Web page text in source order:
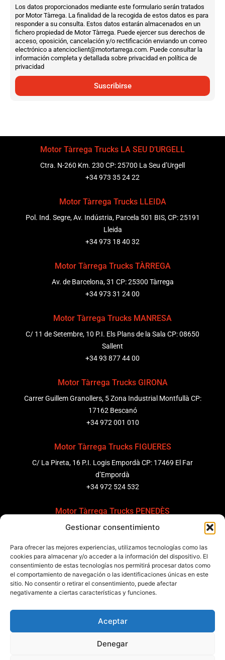
Gestionar consentimiento
Para ofrecer las mejores experiencias, utilizamos tecnologías como las
cookies para almacenar y/o acceder a la información del dispositivo. El
consentimiento de estas tecnologías nos permitirá procesar datos como
el comportamiento de navegación o las identificaciones únicas en este
sitio. No consentir o retirar el consentimiento, puede afectar
negativamente a ciertas características y funciones.
Aceptar
Denegar
Los datos proporcionados mediante este formulario serán tratados
por Motor Tàrrega. La finalidad de la recogida de estos datos es para
responder a su consulta. Estos datos estarán almacenados en un
fichero propiedad de Motor Tàrrega. Puede ejercer sus derechos de
acceso, oposición, cancelación y/o rectificación enviando un correo
electrónico a atencioclient@motortarrega.com. Puede consultar la
información completa y detallada sobre privacidad en política de
privacidad
Suscribirse
Motor Tàrrega Trucks LA SEU D’URGELL
Ctra. N-260 Km. 230 CP: 25700 La Seu d’Urgell
+34 973 35 24 22
Motor Tàrrega Trucks LLEIDA
Pol. Ind. Segre, Av. Indústria, Parcela 501 BIS, CP: 25191
Lleida
+34 973 18 40 32
Motor Tàrrega Trucks TÀRREGA
Av. de Barcelona, 31 CP: 25300 Tàrrega
+34 973 31 24 00
Motor Tàrrega Trucks MANRESA
C/ 11 de Setembre, 10 P.I. Els Plans de la Sala CP: 08650
Sallent
+34 93 877 44 00
Motor Tàrrega Trucks GIRONA
Carrer Guillem Granollers, 5 Zona Industrial Montfullà CP:
17162 Bescanó
+34 972 001 010
Motor Tàrrega Trucks FIGUERES
C/ La Pireta, 16 P.I. Logis Empordà CP: 17469 El Far
d’Empordà
+34 972 524 532
Motor Tàrrega Trucks PENEDÈS
C/ Ponent 8, Pol. Ind. Sant Pere Molanta, CP: 08799
+34 931 69 11 91
Motor Tàrrega Trucks BARCELONA
Zona Franca, Carrer E, s/n 08040 Barcelona, España